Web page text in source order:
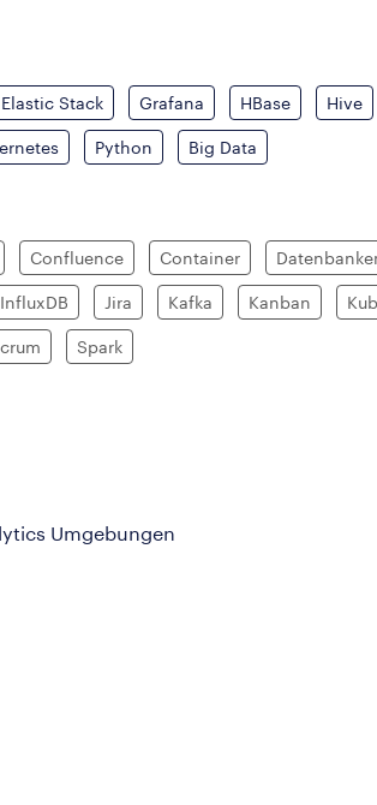
Elastic Stack Grafana HBase Hive
Python Big Data
Confluence Container
InfluxDB Jira Kafka Kanban
Spark
Umgebungen